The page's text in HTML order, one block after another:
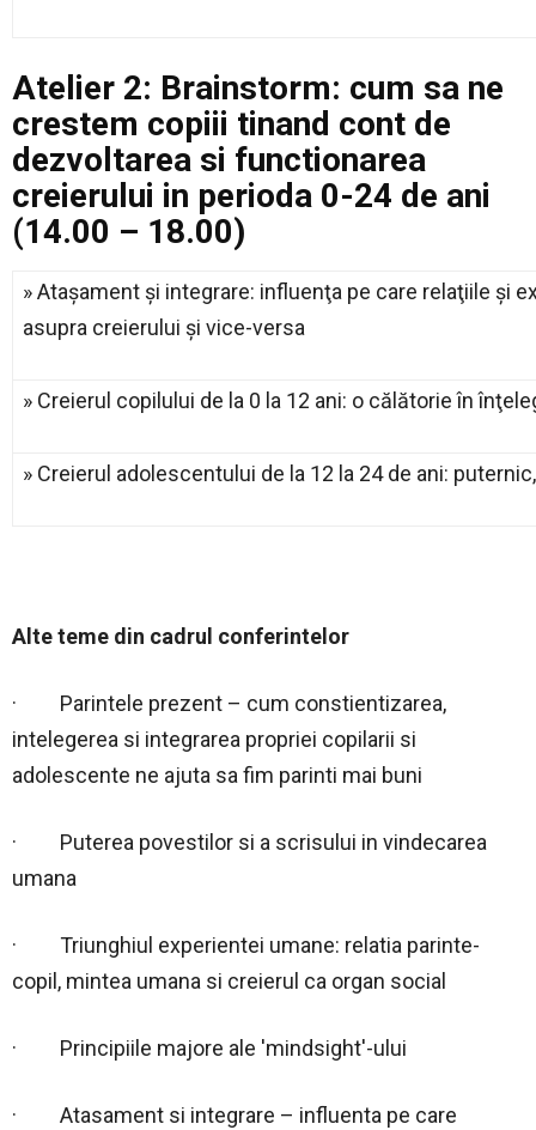
Atelier 2: Brainstorm: cum sa ne
crestem copiii tinand cont de
dezvoltarea si functionarea
creierului in perioda 0-24 de ani
(14.00 – 18.00)
» Ataşament şi integrare: influenţa pe care relaţiile şi
asupra creierului şi vice-versa
» Creierul copilului de la 0 la 12 ani: o călătorie în
» Creierul adolescentului de la 12 la 24 de ani:
Alte teme din cadrul conferintelor
· Parintele prezent – cum constientizarea,
intelegerea si integrarea propriei copilarii si
adolescente ne ajuta sa fim parinti mai buni
· Puterea povestilor si a scrisului in vindecarea
umana
· Triunghiul experientei umane: relatia parinte-
copil, mintea umana si creierul ca organ social
· Principiile majore ale 'mindsight'-ului
· Atasament si integrare – influenta pe care